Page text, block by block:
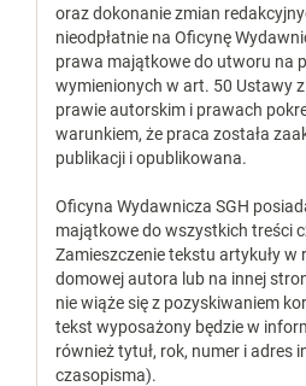
oraz dokonanie zmian
nieodpłatnie na Oficynę
prawa majątkowe do utworu na
wymienionych w art. 50 Ustawy
prawie autorskim i prawach
warunkiem, że praca została
publikacji i opublikowana.
Oficyna Wydawnicza SGH
majątkowe do wszystkich treści
Zamieszczenie tekstu artykuły
domowej autora lub na innej
nie wiąże się z pozyskiwaniem
tekst wyposażony będzie w
również tytuł, rok, numer i adres
czasopisma).